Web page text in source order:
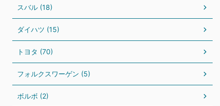
スバル (18)
ダイハツ (15)
トヨタ (70)
フォルクスワーゲン (5)
ボルボ (2)